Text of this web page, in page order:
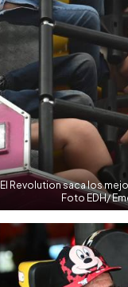
El Revolution saca los
Foto EDH/